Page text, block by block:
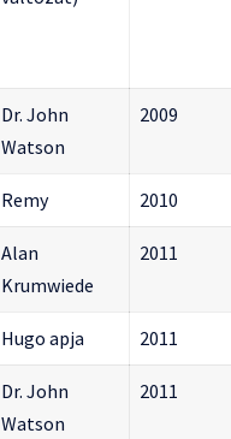
Dr. John
Watson
2009
Remy 2010
Alan
Krumwiede
2011
Hugo apja 2011
Dr. John
Watson
2011